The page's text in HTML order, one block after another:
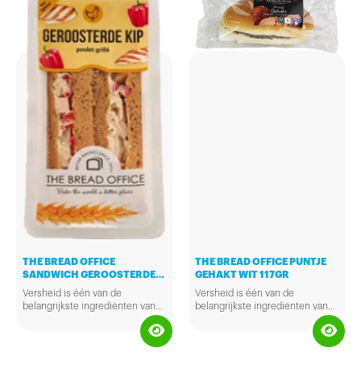
THE BREAD OFFICE
SANDWICH GEROOSTERDE
KIP 157GR
Versheid is één van de
belangrijkste ingrediënten van
vakmanschap in de belegde
broodjes van The Bread Office.
THE BREAD OFFICE PUNTJE
GEHAKT WIT 117GR
Versheid is één van de
belangrijkste ingrediënten van
vakmanschap in de belegde
broodjes van The Bread Office.